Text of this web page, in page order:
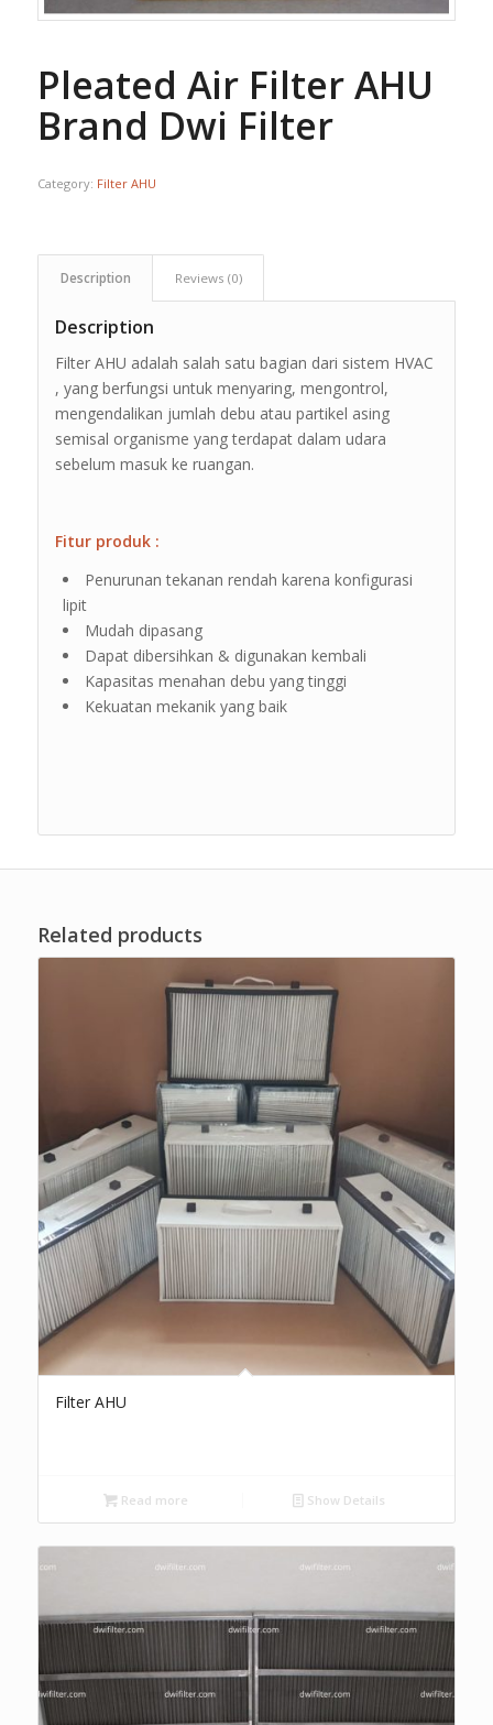
Pleated Air Filter AHU
Brand Dwi Filter
Category: Filter AHU
Description Reviews (0)
Description
Filter AHU adalah salah satu bagian dari sistem HVAC
, yang berfungsi untuk menyaring, mengontrol,
mengendalikan jumlah debu atau partikel asing
semisal organisme yang terdapat dalam udara
sebelum masuk ke ruangan.
Fitur produk :
Penurunan tekanan rendah karena konfigurasi
lipit
Mudah dipasang
Dapat dibersihkan & digunakan kembali
Kapasitas menahan debu yang tinggi
Kekuatan mekanik yang baik
Related products
Filter AHU
Read more Show Details